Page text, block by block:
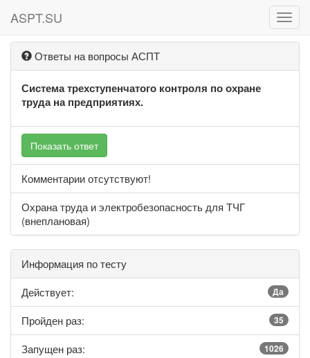
ASPT.SU
Ответы на вопросы АСПТ
Система трехступенчатого контроля по охране
труда на предприятиях.
Показать ответ
Комментарии отсутствуют!
Охрана труда и электробезопасность для ТЧГ
(внеплановая)
Информация по тесту
Действует:
Да
Пройден раз: 35
Запущен раз: 1026